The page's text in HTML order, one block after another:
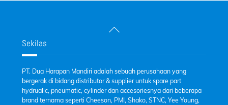
Back
To
Sekilas
PT. Dua Harapan Mandiri adalah sebuah perusahaan yang
bergerak di bidang distributor & supplier untuk spare part
hydrualic, pneumatic, cylinder dan accesoriesnya dari beberapa
brand ternama seperti Cheeson, PMI, Shako, STNC, Yee Young,